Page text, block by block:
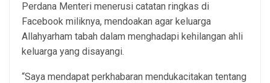
Perdana Menteri menerusi catatan ringkas di
Facebook miliknya, mendoakan agar keluarga
Allahyarham tabah dalam menghadapi kehilangan ahli
keluarga yang disayangi.
“Saya mendapat perkhabaran mendukacitakan tentang